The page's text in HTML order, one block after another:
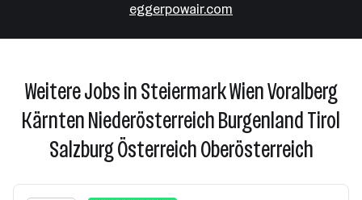
eggerpowair.com
Weitere Jobs in Steiermark Wien Voralberg
Kärnten Niederösterreich Burgenland Tirol
Salzburg Österreich Oberösterreich